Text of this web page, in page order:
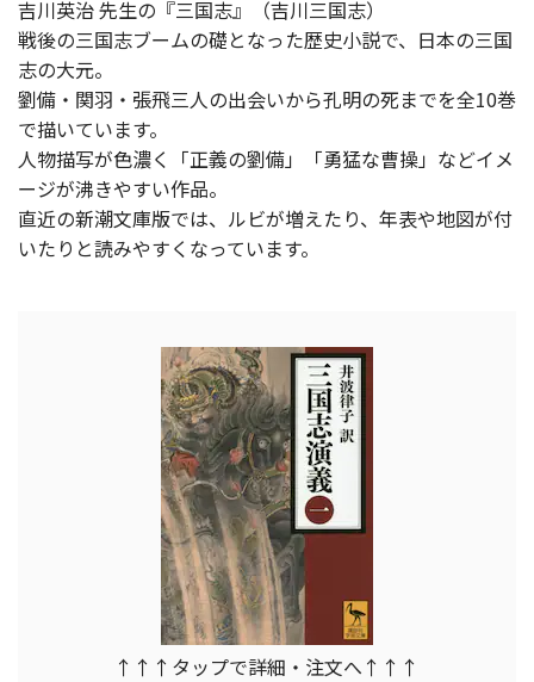
吉川英治 先生の『三国志』（吉川三国志）
戦後の三国志ブームの礎となった歴史小説で、日本の三国
志の大元。
劉備・関羽・張飛三人の出会いから孔明の死までを全10巻
で描いています。
人物描写が色濃く「正義の劉備」「勇猛な曹操」などイメ
ージが沸きやすい作品。
直近の新潮文庫版では、ルビが増えたり、年表や地図が付
いたりと読みやすくなっています。
↑↑↑タップで詳細・注文へ↑↑↑